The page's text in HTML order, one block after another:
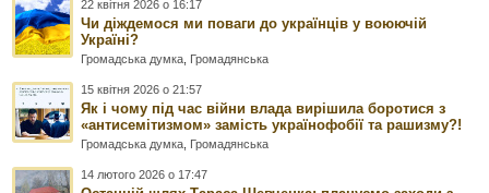
22 квітня 2026 о 16:17
Чи діждемося ми поваги до українців у воюючій
Україні?
Громадська думка Громадянська
15 квітня 2026 о 21:57
Як і чому під час війни влада вирішила боротися з
«антисемітизмом» замість українофобії та рашизму?!
Громадська думка Громадянська
14 лютого 2026 о 17:47